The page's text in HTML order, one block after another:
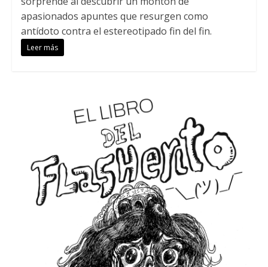
apasionados apuntes que resurgen como
antídoto contra el estereotipado fin del fin.
Leer más